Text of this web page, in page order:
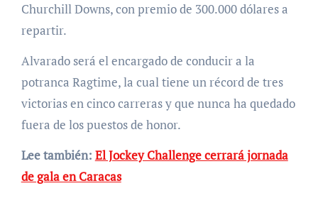
Churchill Downs, con premio de 300.000 dólares a
repartir.
Alvarado será el encargado de conducir a la
potranca Ragtime, la cual tiene un récord de tres
victorias en cinco carreras y que nunca ha quedado
fuera de los puestos de honor.
Lee también: El Jockey Challenge cerrará jornada
de gala en Caracas